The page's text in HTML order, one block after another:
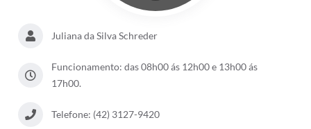
Juliana da Silva Schreder
Funcionamento: das 08h00 ás 12h00 e 13h00 ás
17h00.
Telefone: (42) 3127-9420